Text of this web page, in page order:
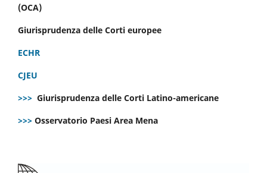
(OCA)
Giurisprudenza delle Corti europee
ECHR
CJEU
>>> Giurisprudenza delle Corti Latino-americane
>>> Osservatorio Paesi Area Mena